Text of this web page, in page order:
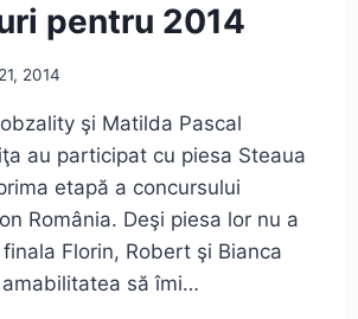
pentru 2014
2014
şi Matilda Pascal
au participat cu piesa Steaua
etapă a concursului
România. Deşi piesa lor nu a
Florin, Robert şi Bianca
să îmi…